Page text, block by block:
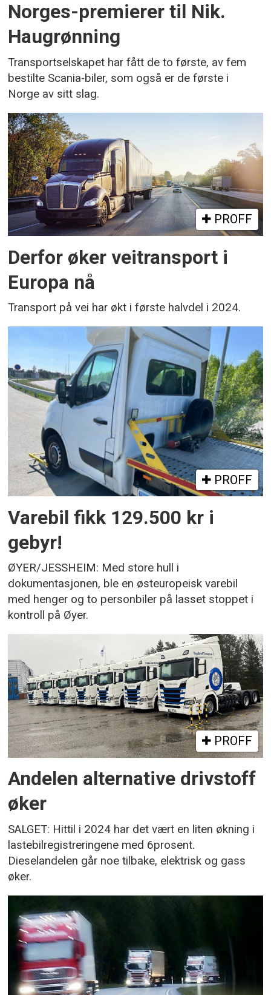
Norges-premierer til Nik.
Haugrønning
Transportselskapet har fått de to første, av fem
bestilte Scania-biler, som også er de første i
Norge av sitt slag.
PROFF
Derfor øker veitransport i
Europa nå
Transport på vei har økt i første halvdel i 2024.
PROFF
Varebil fikk 129.500 kr i
gebyr!
ØYER/JESSHEIM: Med store hull i
dokumentasjonen, ble en østeuropeisk varebil
med henger og to personbiler på lasset stoppet i
kontroll på Øyer.
PROFF
Andelen alternative drivstoff
øker
SALGET: Hittil i 2024 har det vært en liten økning i
lastebilregistreringene med 6prosent.
Dieselandelen går noe tilbake, elektrisk og gass
øker.